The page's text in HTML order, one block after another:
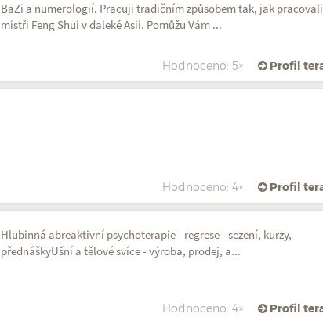
BaZi a numerologií. Pracuji tradičním způsobem tak, jak pracovali
mistři Feng Shui v daleké Asii. Pomůžu Vám ...
Hodnoceno: 5× Profil
Hodnoceno: 4× Profil
Hlubinná abreaktivní psychoterapie - regrese - sezení, kurzy,
přednáškyUšní a tělové svíce - výroba, prodej, a...
Hodnoceno: 4× Profil